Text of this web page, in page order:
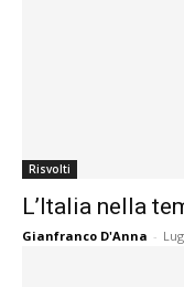
Risvolti
L’Italia nella
Gianfranco D'Anna -